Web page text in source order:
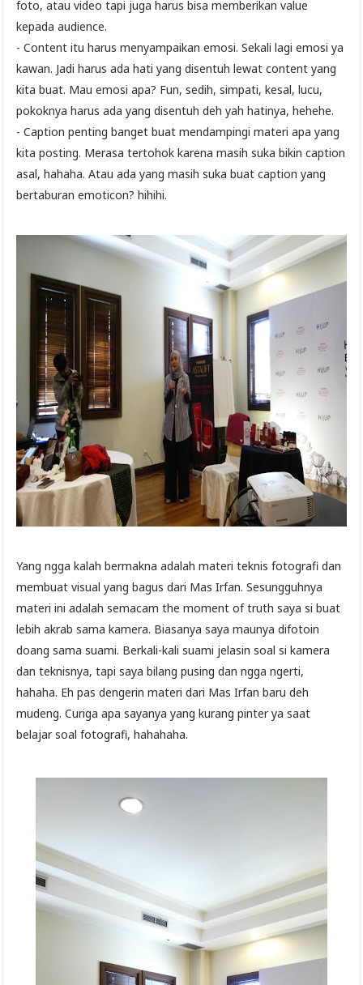
foto, atau video tapi juga harus bisa memberikan value
kepada audience.
- Content itu harus menyampaikan emosi. Sekali lagi emosi ya
kawan. Jadi harus ada hati yang disentuh lewat content yang
kita buat. Mau emosi apa? Fun, sedih, simpati, kesal, lucu,
pokoknya harus ada yang disentuh deh yah hatinya, hehehe.
- Caption penting banget buat mendampingi materi apa yang
kita posting. Merasa tertohok karena masih suka bikin caption
asal, hahaha. Atau ada yang masih suka buat caption yang
bertaburan emoticon? hihihi.
Yang ngga kalah bermakna adalah materi teknis fotografi dan
membuat visual yang bagus dari Mas Irfan. Sesungguhnya
materi ini adalah semacam the moment of truth saya si buat
lebih akrab sama kamera. Biasanya saya maunya difotoin
doang sama suami. Berkali-kali suami jelasin soal si kamera
dan teknisnya, tapi saya bilang pusing dan ngga ngerti,
hahaha. Eh pas dengerin materi dari Mas Irfan baru deh
mudeng. Curiga apa sayanya yang kurang pinter ya saat
belajar soal fotografi, hahahaha.